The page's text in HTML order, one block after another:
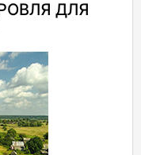
ДЛЯ